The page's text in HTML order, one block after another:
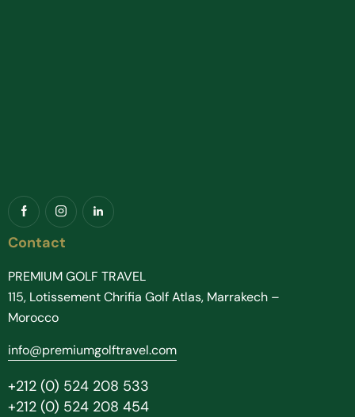
Contact
PREMIUM GOLF TRAVEL
115, Lotissement Chrifia Golf Atlas, Marrakech –
Morocco
info@premiumgolftravel.com
+212 (0) 524 208 533
+212 (0) 524 208 454